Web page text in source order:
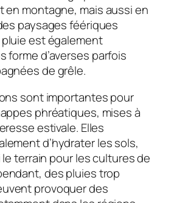
en montagne, mais aussi en
paysages féériques
est également
forme d’averses parfois
de grêle.
sont importantes pour
phréatiques, mises à
estivale. Elles
d’hydrater les sols,
terrain pour les cultures de
des pluies trop
provoquer des